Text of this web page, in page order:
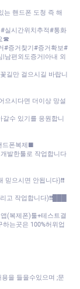
는 핸드폰 도청 즉 해
실시간위치추적#통화
☎
#증거찾기#증거확보#
남편외도증거|아내 외
길만 걸으시길 바랍니
으시다면 더이상 망설
수 있기를 응원합니
드폰복제■
발한툴로 작업합니다
으시면 안됩니다)❗❗
작업합니다)❗❗███
(복제폰)툴+테스트결
는곳은 100%허위업
을 들을수있으며 ;문